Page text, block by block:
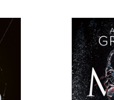
įtakos ir dabartiniams
seka kruvinais žudiko
detalės. Atrodo, ji